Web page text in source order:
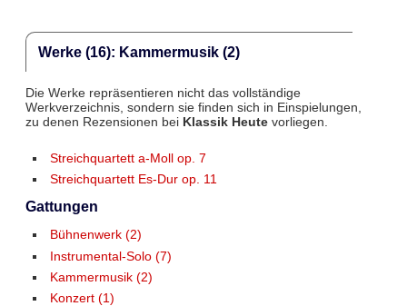
Werke (16): Kammermusik (2)
Die Werke repräsentieren nicht das vollständige
Werkverzeichnis, sondern sie finden sich in Einspielungen,
zu denen Rezensionen bei Klassik Heutevorliegen.
Streichquartett a-Moll op. 7
Streichquartett Es-Dur op. 11
Gattungen
Bühnenwerk (2)
Instrumental-Solo (7)
Kammermusik (2)
Konzert (1)